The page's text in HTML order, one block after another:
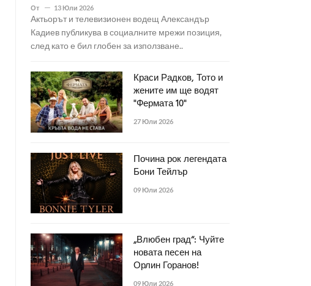
От 13 Юли 2026
Актьорът и телевизионен водещ Александър
Кадиев публикува в социалните мрежи позиция,
след като е бил глобен за използване..
Краси Радков, Тото и
жените им ще водят
"Фермата 10"
27 Юли 2026
Почина рок легендата
Бони Тейлър
09 Юли 2026
„Влюбен град“: Чуйте
новата песен на
Орлин Горанов!
09 Юли 2026